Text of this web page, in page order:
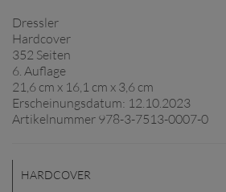
Dressler
Hardcover
352 Seiten
6. Auflage
21,6 cm x 16,1 cm x 3,6 cm
Erscheinungsdatum: 12.10.2023
Artikelnummer 978-3-7513-0007-0
HARDCOVER